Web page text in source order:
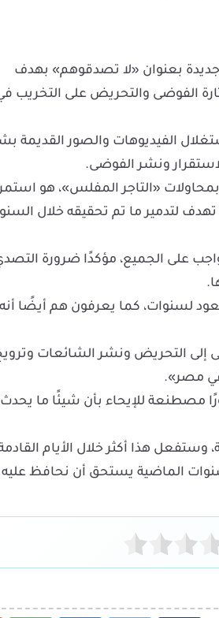
جديدة بعنوان «لا تصدقوهم» بهدف
الفوضى والتحريض على التخريب
أن الجماعة تستمر في استغلال الفيديوهات والصور
ونشر الفوضى.
«التاجر المفلس»، هو
التي تهدف لتدمير ما تم تحقيقه خلال
واجب على الجميع، مؤكدًا ضرورة
لسنوات، كما يعرفون هم أيضًا أنه
الجماعة الإرهابية، فهي منذ يونيو 2013 وهي تسعى إلى التحريض ونشر الشائعات
في مصر».
مصطنعة للإيحاء بأن شيئًا ما
هذا أكثر خلال الأيام
الماضية يستحق أن نحافظ عليه